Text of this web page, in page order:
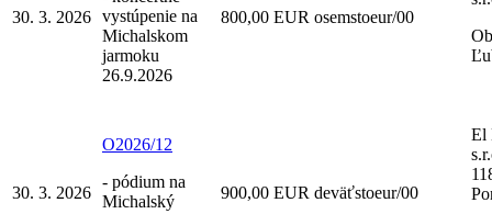
30. 3. 2026 vystúpenie na
Michalskom
jarmoku
26.9.2026
800,00 EUR osemstoeur/00
30. 3. 2026
O2026/12
- pódium na
Michalský
900,00 EUR deväťstoeur/00
El